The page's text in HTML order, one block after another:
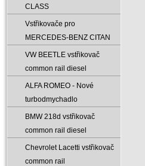
CLASS
Vstřikovače pro
MERCEDES-BENZ CITAN
VW BEETLE vstřikovač
common rail diesel
ALFA ROMEO - Nové
turbodmychadlo
BMW 218d vstřikovač
common rail diesel
Chevrolet Lacetti vstřikovač
common rail